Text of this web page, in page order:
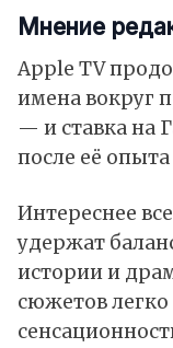
Мнение
Apple TV
имена вокруг
— и ставка на
после её
Интереснее
удержат
истории и
сюжетов легко